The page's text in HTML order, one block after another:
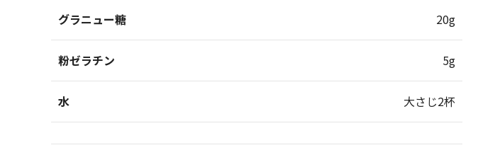
グラニュー糖 20g
粉ゼラチン 5g
水 大さじ2杯